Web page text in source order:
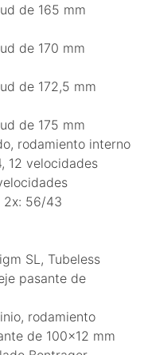
de 165 mm
de 170 mm
de 172,5 mm
de 175 mm
rodamiento interno
12 velocidades
2x: 56/43
SL, Tubeless
pasante de
rodamiento
de 100x12 mm